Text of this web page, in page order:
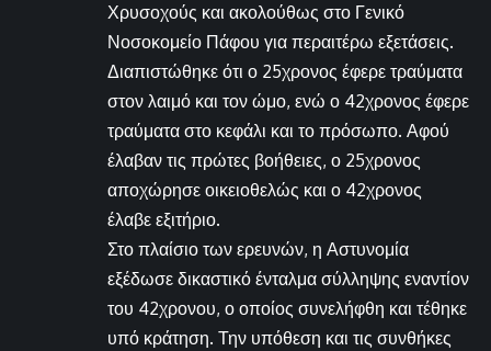
Χρυσοχούς και ακολούθως στο Γενικό
Νοσοκομείο Πάφου για περαιτέρω εξετάσεις.
Διαπιστώθηκε ότι ο 25χρονος έφερε τραύματα
στον λαιμό και τον ώμο, ενώ ο 42χρονος έφερε
τραύματα στο κεφάλι και το πρόσωπο. Αφού
έλαβαν τις πρώτες βοήθειες, ο 25χρονος
αποχώρησε οικειοθελώς και ο 42χρονος
έλαβε εξιτήριο.
Στο πλαίσιο των ερευνών, η Αστυνομία
εξέδωσε δικαστικό ένταλμα σύλληψης εναντίον
του 42χρονου, ο οποίος συνελήφθη και τέθηκε
υπό κράτηση. Την υπόθεση και τις συνθήκες